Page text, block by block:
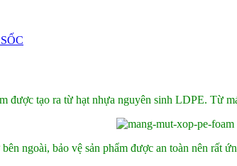
được tạo ra từ hạt nhựa nguyên sinh LDPE. Từ
ngoài, bảo vệ sản phẩm được an toàn nên